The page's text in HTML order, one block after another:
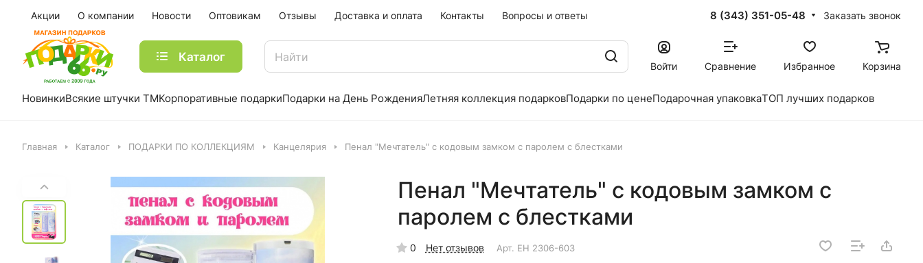
Акции О компании Новости Оптовикам Отзывы Доставка и оплата Контакты Вопросы и ответы 8 (343) 351-05-48 Заказать звонок
Каталог
Войти Сравнение Избранное Корзина
НовинкиВсякие штучки ТМКорпоративные подаркиПодарки на День РожденияЛетняя коллекция подарковПодарки по ценеПодарочная упаковкаТОП лучших подарков
Главная Каталог ПОДАРКИ ПО КОЛЛЕКЦИЯМ Канцелярия Пенал "Мечтатель" с кодовым замком с паролем с блестками
Пенал "Мечтатель" с кодовым замком с
паролем с блестками
0 Нет отзывов Арт. EH 2306-603